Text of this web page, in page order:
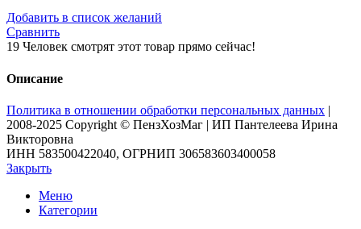
Добавить в список желаний
Сравнить
19 Человек смотрят этот товар прямо сейчас!
Описание
Политика в отношении обработки персональных данных |
2008-2025 Copyright © ПензХозМаг | ИП Пантелеева Ирина
Викторовна
ИНН 583500422040, ОГРНИП 306583603400058
Закрыть
Меню
Категории